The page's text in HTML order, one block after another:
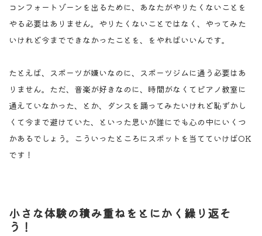
コンフォートゾーンを出るために、あなたがやりたくないことを
やる必要はありません。やりたくないことではなく、やってみた
いけれど今までできなかったことを、をやればいいんです。
たとえば、スポーツが嫌いなのに、スポーツジムに通う必要はあ
りません。ただ、音楽が好きなのに、時間がなくてピアノ教室に
通えていなかった、とか、ダンスを踊ってみたいけれど恥ずかし
くて今まで避けていた、といった思いが誰にでも心の中にいくつ
かあるでしょう。こういったところにスポットを当てていけばOK
です！
小さな体験の積み重ねをとにかく繰り返そ
う！